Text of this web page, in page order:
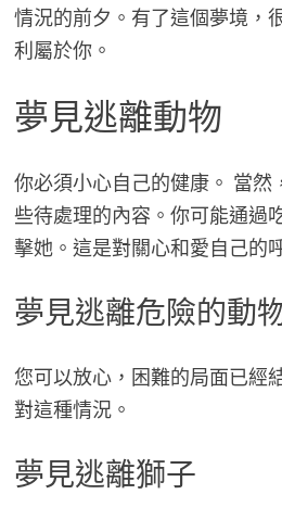
情況的前夕。有了這個夢境，
利屬於你。
夢見逃離動物
你必須小心自己的健康。 當然
些待處理的內容。你可能通過
擊她。這是對關心和愛自己的
夢見逃離危險的動
您可以放心，困難的局面已經
對這種情況。
夢見逃離獅子